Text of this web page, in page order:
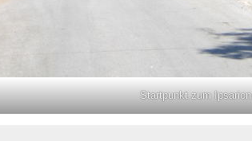
Startpunkt zum Ipsarion